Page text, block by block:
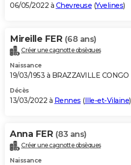
06/05/2022 à Chevreuse (Yvelines)
Mireille FER (68 ans)
Créer une cagnotte obsèques
Naissance
19/03/1953 à BRAZZAVILLE CONGO
Décès
13/03/2022 à Rennes (Ille-et-Vilaine)
Anna FER (83 ans)
Créer une cagnotte obsèques
Naissance